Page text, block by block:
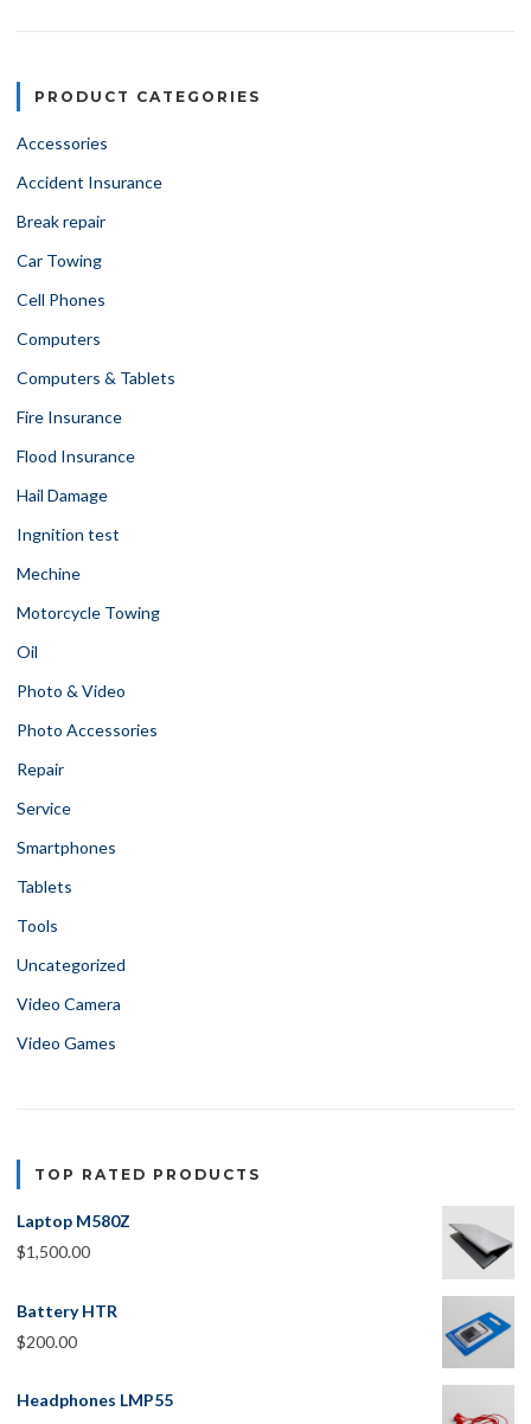
PRODUCT CATEGORIES
Accessories
Accident Insurance
Break repair
Car Towing
Cell Phones
Computers
Computers & Tablets
Fire Insurance
Flood Insurance
Hail Damage
Ingnition test
Mechine
Motorcycle Towing
Oil
Photo & Video
Photo Accessories
Repair
Service
Smartphones
Tablets
Tools
Uncategorized
Video Camera
Video Games
TOP RATED PRODUCTS
Laptop M580Z
$1,500.00
Battery HTR
$200.00
Headphones LMP55